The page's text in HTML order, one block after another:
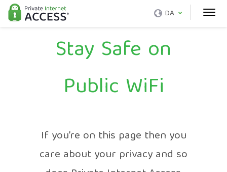
DA
Stay Safe on
Public WiFi
If you’re on this page then you
care about your privacy and so